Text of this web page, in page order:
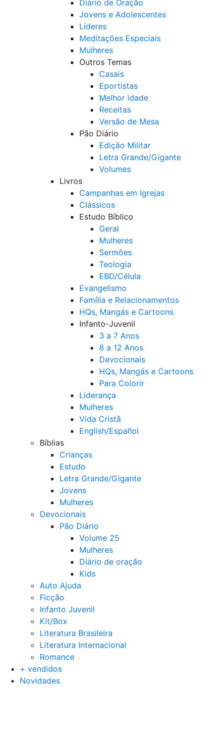
Diário de Oração
Jovens e Adolescentes
Líderes
Meditações Especiais
Mulheres
Outros Temas
Casais
Eportistas
Melhor idade
Receitas
Versão de Mesa
Pão Diário
Edição Militar
Letra Grande/Gigante
Volumes
Livros
Campanhas em Igrejas
Clássicos
Estudo Bíblico
Geral
Mulheres
Sermões
Teologia
EBD/Célula
Evangelismo
Família e Relacionamentos
HQs, Mangás e Cartoons
Infanto-Juvenil
3 a 7 Anos
8 a 12 Anos
Devocionais
HQs, Mangás e Cartoons
Para Colorir
Liderança
Mulheres
Vida Cristã
English/Español
Bíblias
Crianças
Estudo
Letra Grande/Gigante
Jovens
Mulheres
Devocionais
Pão Diário
Volume 25
Mulheres
Diário de oração
Kids
Auto Ajuda
Ficção
Infanto Juvenil
Kit/Box
Literatura Brasileira
Literatura Internacional
Romance
+ vendidos
Novidades